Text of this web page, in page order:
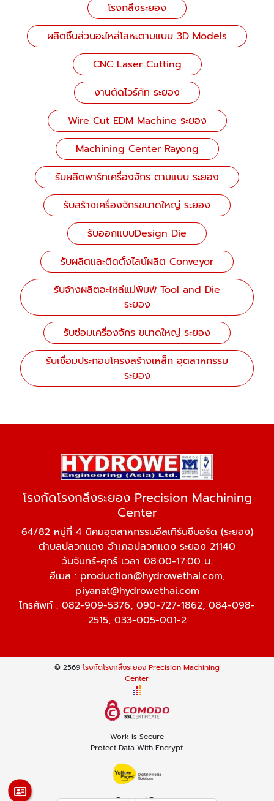
โรงกลึงระยอง
ผลิตชิ้นส่วนอะไหล่โลหะตามแบบ 3D Models
CNC Laser Cutting
งานตัดไวร์คัท ระยอง
Wire Cut EDM Machine ระยอง
Machining Center Rayong
รับผลิตพาร์ทเครื่องจักร ตามแบบ ระยอง
รับสร้างเครื่องจักรขนาดใหญ่ ระยอง
รับออกแบบDesign Die
รับผลิตและติดตั้งไลน์ผลิต Conveyor
รับจ้างผลิตอะไหล่แม่พิมพ์ Tool and Die
ระยอง
รับซ่อมเครื่องจักร ขนาดใหญ่ ระยอง
รับเชื่อมประกอบโครงสร้างเหล็ก อุตสาหกรรม
ระยอง
โรงกัดโรงกลึงระยอง Precision Machining
Center
64/82 หมู่ที่ 4 นิคมอุตสาหกรรมอีสเทิร์นซีบอร์ด (ระยอง)
ตำบลปลวกแดง อำเภอปลวกแดง ระยอง 21140
วันจันทร์-ศุกร์ เวลา 08:00-17:00 น.
อีเมล : production@hydrowethai.com,
piyanat@hydrowethai.com
โทรศัพท์ : 082-909-5376, 090-727-1862, 084-098-
2515, 033-005-001-2
© 2569 โรงกัดโรงกลึงระยอง Precision Machining
Center
Work is Secure
Protect Data With Encrypt